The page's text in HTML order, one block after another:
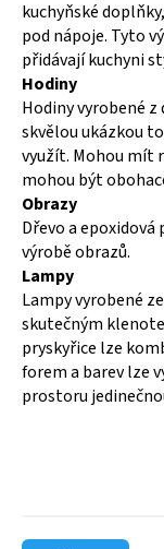
kuchyňské
pod nápoje. Tyto
přidávají kuchyni
Hodiny
Hodiny vyrobené z
skvělou ukázkou
využít. Mohou mít
mohou být
Obrazy
Dřevo a
výrobě obrazů.
Lampy
Lampy vyrobené
skutečným
pryskyřice lze
forem a barev lze
prostoru